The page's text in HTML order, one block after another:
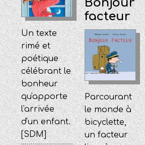
Un texte
rimé et
poétique
célébrant le
bonheur
qu'apporte
l'arrivée
d'un enfant.
[SDM]
Bonjour
facteur
Parcourant
le monde à
bicyclette,
un facteur